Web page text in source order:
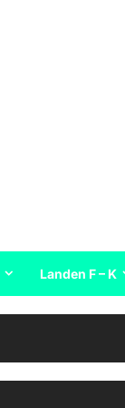
Landen F – K